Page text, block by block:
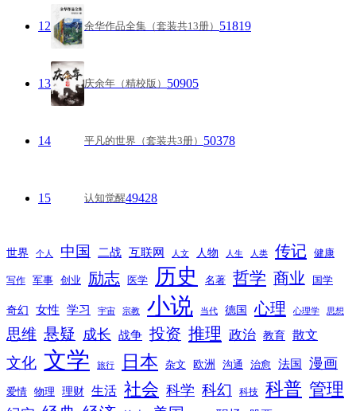
12 余华作品全集（套装共13册） 51819
13 庆余年（精校版） 50905
14 平凡的世界（套装共3册） 50378
15 认知觉醒49428
世界 个人 中国 二战 互联网 人文 人物 人生 人类 传记 健康
写作 军事 创业 励志 医学 历史 名著 哲学 商业 国学
奇幻 女性 学习 宇宙 宗教 小说 当代 德国 心理 心理学 思想
思维 悬疑 成长 战争 投资 推理 政治 教育 散文
文化 文学 旅行 日本 杂文 欧洲 沟通 治愈 法国 漫画
爱情 物理 理财 生活 社会 科学 科幻 科技 科普 管理